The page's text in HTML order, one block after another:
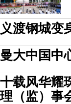
义渡钢城变
曼大中国中
十载风华耀
理（监）事